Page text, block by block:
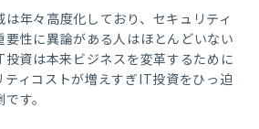
年々高度化しており、セキュリティ
性に異論がある人はほとんどいない
投資は本来ビジネスを変革するために
ィコストが増えすぎIT投資をひっ迫
す。